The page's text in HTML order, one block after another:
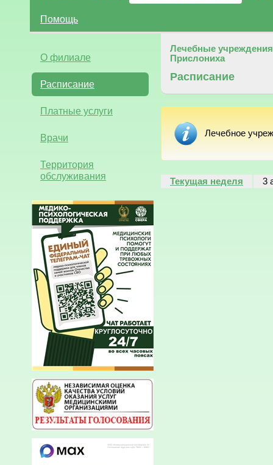
Помощь
О филиале
Расписание
Платные услуги
Врачи
Территория
обслуживания
Лечебные учреждения
Прислониха
Расписание
Лечебное
Текущая неделя 3